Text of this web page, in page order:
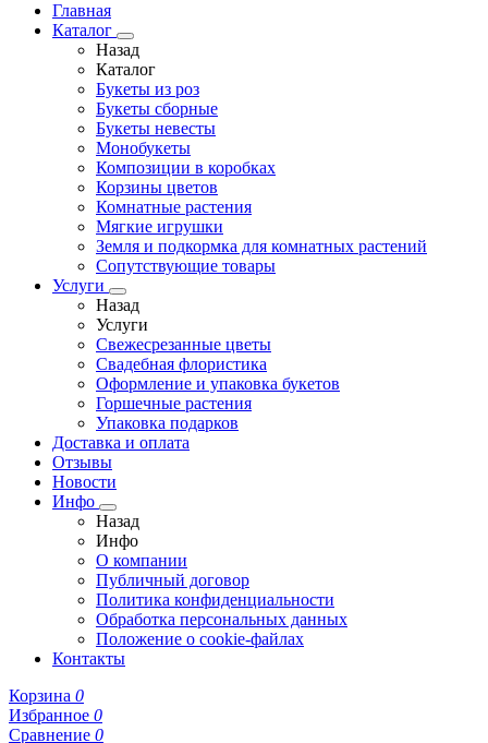
Главная
Каталог
Назад
Каталог
Букеты из роз
Букеты сборные
Букеты невесты
Монобукеты
Композиции в коробках
Корзины цветов
Комнатные растения
Мягкие игрушки
Земля и подкормка для комнатных растений
Сопутствующие товары
Услуги
Назад
Услуги
Свежесрезанные цветы
Свадебная флористика
Оформление и упаковка букетов
Горшечные растения
Упаковка подарков
Доставка и оплата
Отзывы
Новости
Инфо
Назад
Инфо
О компании
Публичный договор
Политика конфиденциальности
Обработка персональных данных
Положение о cookie-файлах
Контакты
Корзина 0
Избранное 0
Сравнение 0